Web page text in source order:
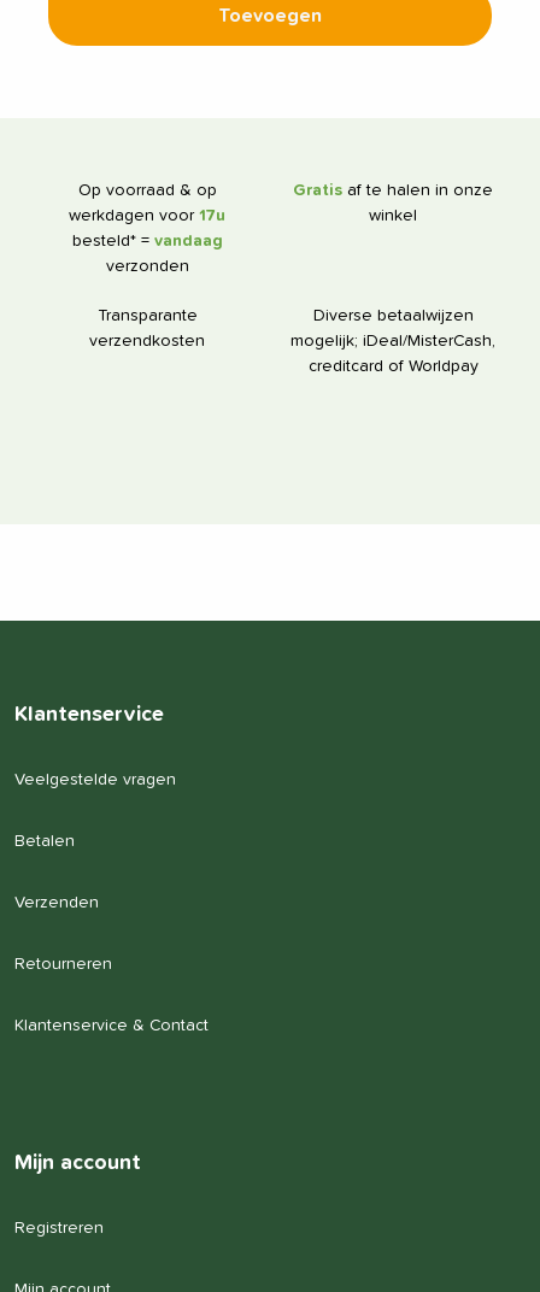
Toevoegen
Op voorraad & op
werkdagen voor 17u
besteld* = vandaag
verzonden
Gratis af te halen in onze
winkel
Transparante
verzendkosten
Diverse betaalwijzen
mogelijk; iDeal/MisterCash,
creditcard of Worldpay
Klantenservice
Veelgestelde vragen
Betalen
Verzenden
Retourneren
Klantenservice & Contact
Mijn account
Registreren